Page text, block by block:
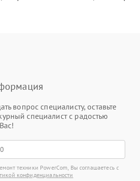
вопрос специалисту, оставьте
специалист с радостью
техники PowerCom, Вы соглашаетесь с
конфиденциальности